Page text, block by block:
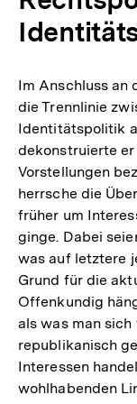
Im Anschluss an
die Trennlinie
Identitätspolitik
dekonstruierte
Vorstellungen
herrsche die
früher um
ginge. Dabei
was auf letztere
Grund für die
Offenkundig
als was man
republikanisch
Interessen
wohlhabenden